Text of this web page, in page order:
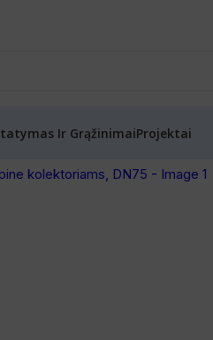
Ir GrąžinimaiProjektai